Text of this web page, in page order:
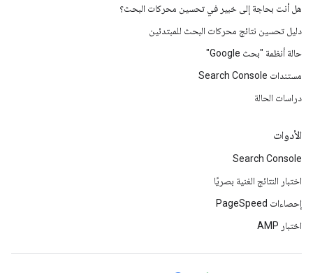
هل أنت بحاجة إلى خبير في تحسين محركات البحث؟
دليل تحسين نتائج محركات البحث للمبتدئين
حالة أنظمة "بحث Google"
مستندات Search Console
دراسات الحالة
الأدوات
Search Console
اختبار النتائج الغنية بصريًا
إحصاءات PageSpeed
اختبار AMP